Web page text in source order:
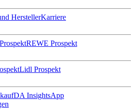
HerstellerKarriere
REWE Prospekt
Lidl Prospekt
kaufDA InsightsApp